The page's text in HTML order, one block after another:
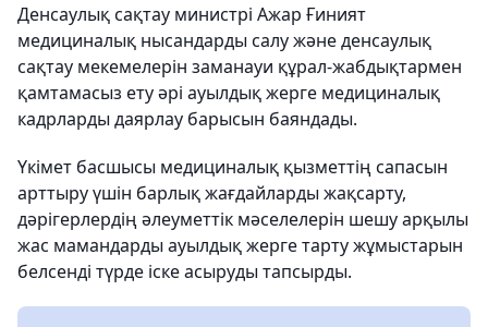
Денсаулық сақтау министрі Ажар Ғиният
медициналық нысандарды салу және денсаулық
сақтау мекемелерін заманауи құрал-жабдықтармен
қамтамасыз ету әрі ауылдық жерге медициналық
кадрларды даярлау барысын баяндады.
Үкімет басшысы медициналық қызметтің сапасын
арттыру үшін барлық жағдайларды жақсарту,
дәрігерлердің әлеуметтік мәселелерін шешу арқылы
жас мамандарды ауылдық жерге тарту жұмыстарын
белсенді түрде іске асыруды тапсырды.